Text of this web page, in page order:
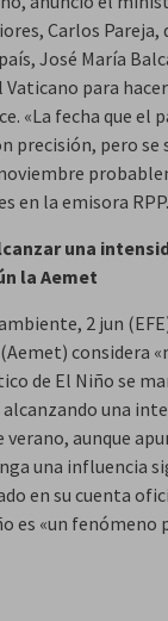
Carlos Pareja,
José María
para
«La fecha que el
precisión, pero se
en la emisora RPP.
una
la Aemet
2 jun
considera
de El Niño se
una
verano, aunque
una influencia
en su cuenta
es «un fenómeno